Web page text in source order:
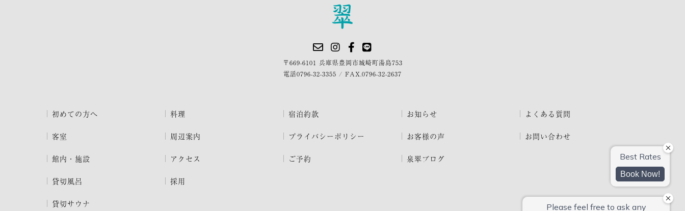
〒669-6101 兵庫県豊岡市城崎町湯島753
電話0796-32-3355 / FAX.0796-32-2637
初めての方へ
客室
館内・施設
貸切風呂
貸切サウナ
料理
周辺案内
アクセス
採用
宿泊約款
プライバシーポリシー
ご予約
お知らせ
お客様の声
泉翠ブログ
よくある質問
お問い合わせ